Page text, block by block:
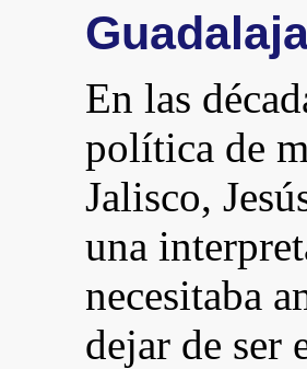
En las
política de
Jalisco,
una
necesitaba
dejar de ser